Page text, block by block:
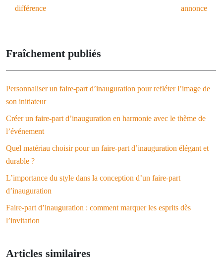
différence
annonce
Fraîchement publiés
Personnaliser un faire-part d’inauguration pour refléter l’image de
son initiateur
Créer un faire-part d’inauguration en harmonie avec le thème de
l’événement
Quel matériau choisir pour un faire-part d’inauguration élégant et
durable ?
L’importance du style dans la conception d’un faire-part
d’inauguration
Faire-part d’inauguration : comment marquer les esprits dès
l’invitation
Articles similaires